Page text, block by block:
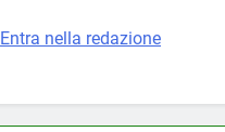
Entra nella redazione